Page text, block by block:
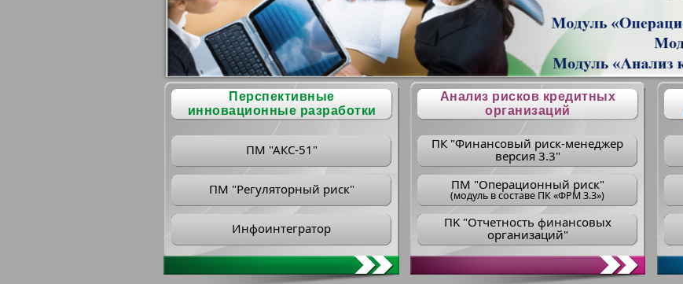
Перспективные
инновационные разработки
ПМ "АКС-51"
ПМ "Регуляторный риск"
Инфоинтегратор
Анализ рисков кредитных
организаций
ПК "Финансовый риск-менеджер
версия 3.3"
ПM "Операционный риск"
(модуль в составе ПК «ФРМ 3.3»)
ПK "Отчетность финансовых
организаций"